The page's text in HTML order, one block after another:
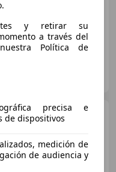
Q52.0TDI quattro
S-Tronic 177
y retirar su
a través del
Política de
precisa e
de dispositivos
medición de
de audiencia y